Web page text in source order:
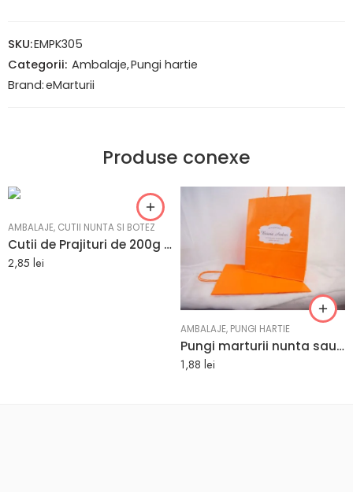
SKU:EMPK305
Categorii: Ambalaje,Pungi hartie
Brand:eMarturii
Produse conexe
AMBALAJE, CUTII NUNTA SI BOTEZ
Cutii de Prajituri de 200g model cu trandafiri 13 x 9 x 12 cm
2,85 lei
AMBALAJE, PUNGI HARTIE
Pungi marturii nunta sau botez culoare portocalie 25 x 11 x 31 cm
1,88 lei